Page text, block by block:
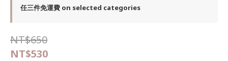
任三件免運費 on selected categories
NT$650
NT$530